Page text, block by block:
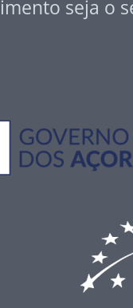
seja o